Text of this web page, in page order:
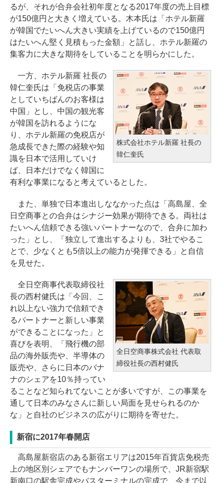
るが、それが合弁会社初年度となる2017年度の売上目標
が150億円と大きく増えている。木本氏は「ホテル新羅
が韓国でたいへん大きい実績を上げているので150億円
はたいへん堅く見積もった金額」と話し、ホテル新羅の
集客力に大きな期待をしていることを明らかにした。
株式会社ホテル新羅 社長の
韓仁奎氏
一方、ホテル新羅 社長の
韓仁奎氏は「免税店の事業
としていちばんのお客様は
中国」とし、中国の観光客
が韓国を訪れるようにな
り、ホテル新羅の免税店が
急成長できた際の経験や知
識を日本で活用していけ
ば、日本だけでなく韓国に
有利な事業になると考えているとした。
また、単独で日本進出しななかった点は「高島屋、全
日空商事との合弁はシナジー効果が期待できる。両社は
たいへん信頼できる強いパートナーなので、合弁に加わ
った」とし、「独立して進出するよりも、3社でやるこ
とで、少なくとも5倍以上の能力が発揮できる」と自信
を見せた。
全日空商事株式会社 代表取
締役社長の西村健氏
全日空商事代表取締役社
長の西村健氏は「今回、こ
れ以上ない強力で信頼でき
るパートナーと新しい事業
ができることになった」と
喜びを表明、「飛行機の部
品の海外販売や、半導体の
販売や、さらに日本のバナ
ナのシェアを10％持ってい
ることなど知られてないことが多いですが、この事業を
通して日本のみなさんに新しい局面を見せられるのか
な」と自社のビジネスの広がりに期待を寄せた。
新宿に2017年春開店
高島屋新宿店のある新宿エリアは2015年百貨店免税売
上の地区別シェアでもナンバーワンの場所で、JR新宿駅
新南口の駅舎完成やバスターミナルの完成で、今まで以